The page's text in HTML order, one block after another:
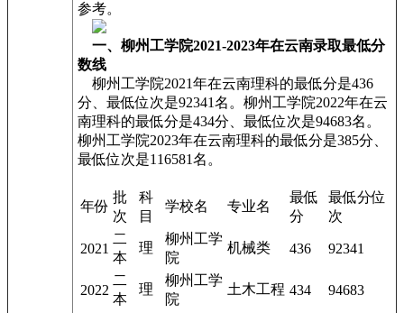
参考。
一、柳州工学院2021-2023年在云南录取最低分
数线
柳州工学院2021年在云南理科的最低分是436
分、最低位次是92341名。柳州工学院2022年在云
南理科的最低分是434分、最低位次是94683名。
柳州工学院2023年在云南理科的最低分是385分、
最低位次是116581名。
年份
批
次
科
目
学校名 专业名
最低
分
最低分位
次
2021
二
本
理
柳州工学
院
机械类 436 92341
2022
二
本
理
柳州工学
院
土木工程 434 94683